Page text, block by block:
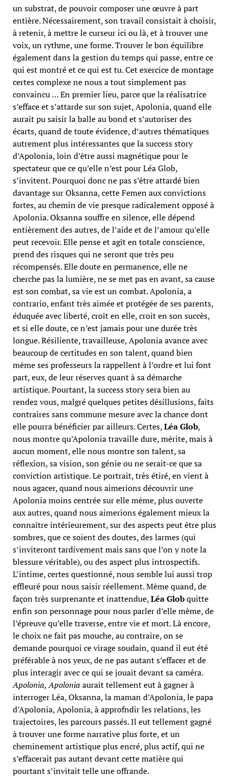
un substrat, de pouvoir composer une œuvre à part
entière. Nécessairement, son travail consistait à choisir,
à retenir, à mettre le curseur ici ou là, et à trouver une
voix, un rythme, une forme. Trouver le bon équilibre
également dans la gestion du temps qui passe, entre ce
qui est montré et ce qui est tu. Cet exercice de montage
certes complexe ne nous a tout simplement pas
convaincu … En premier lieu, parce que la réalisatrice
s’efface et s’attarde sur son sujet, Apolonia, quand elle
aurait pu saisir la balle au bond et s’autoriser des
écarts, quand de toute évidence, d’autres thématiques
autrement plus intéressantes que la success story
d’Apolonia, loin d’être aussi magnétique pour le
spectateur que ce qu’elle n’est pour Léa Glob,
s’invitent. Pourquoi donc ne pas s’être attardé bien
davantage sur Oksanna, cette Femen aux convictions
fortes, au chemin de vie presque radicalement opposé à
Apolonia. Oksanna souffre en silence, elle dépend
entièrement des autres, de l’aide et de l’amour qu’elle
peut recevoir. Elle pense et agît en totale conscience,
prend des risques qui ne seront que très peu
récompensés. Elle doute en permanence, elle ne
cherche pas la lumière, ne se met pas en avant, sa cause
est son combat, sa vie est un combat. Apolonia, a
contrario, enfant très aimée et protégée de ses parents,
éduquée avec liberté, croît en elle, croit en son succès,
et si elle doute, ce n’est jamais pour une durée très
longue. Résiliente, travailleuse, Apolonia avance avec
beaucoup de certitudes en son talent, quand bien
même ses professeurs la rappellent à l’ordre et lui font
part, eux, de leur réserves quant à sa démarche
artistique. Pourtant, la success story sera bien au
rendez vous, malgré quelques petites désillusions, faits
contraires sans commune mesure avec la chance dont
elle pourra bénéficier par ailleurs. Certes,Léa Glob,
nous montre qu’Apolonia travaille dure, mérite, mais à
aucun moment, elle nous montre son talent, sa
réflexion, sa vision, son génie ou ne serait-ce que sa
conviction artistique. Le portrait, très étiré, en vient à
nous agacer, quand nous aimerions découvrir une
Apolonia moins centrée sur elle même, plus ouverte
aux autres, quand nous aimerions également mieux la
connaître intérieurement, sur des aspects peut être plus
sombres, que ce soient des doutes, des larmes (qui
s’inviteront tardivement mais sans que l’on y note la
blessure véritable), ou des aspect plus introspectifs.
L’intime, certes questionné, nous semble lui aussi trop
effleuré pour nous saisir réellement. Même quand, de
façon très surprenante et inattendue,Léa Globquitte
enfin son personnage pour nous parler d’elle même, de
l’épreuve qu’elle traverse, entre vie et mort. Là encore,
le choix ne fait pas mouche, au contraire, on se
demande pourquoi ce virage soudain, quand il eut été
préférable à nos yeux, de ne pas autant s’effacer et de
plus interagir avec ce qui se jouait devant sa caméra.
Apolonia, Apolonia aurait tellement eut à gagner à
interroger Léa, Oksanna, la maman d’Apolonia, le papa
d’Apolonia, Apolonia, à approfndir les relations, les
trajectoires, les parcours passés. Il eut tellement gagné
à trouver une forme narrative plus forte, et un
cheminement artistique plus encré, plus actif, qui ne
s’effacerait pas autant devant cette matière qui
pourtant s’invitait telle une offrande.